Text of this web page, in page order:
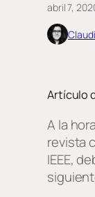
abril 7,
Artículo
A la
revista
IEEE,